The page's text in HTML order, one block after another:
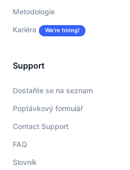
Metodologie
Kariéra We’re hiring!
Support
Dostaňte se na seznam
Poptávkový formulář
Contact Support
FAQ
Slovník